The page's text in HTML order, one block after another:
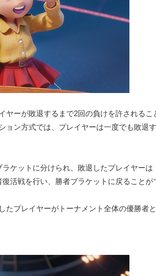
ヤーが敗退するまで2回の負けを許されるこ
ン方式では、プレイヤーは一度でも敗退
ケットに分けられ、敗退したプレイヤーは
活戦を行い、勝者ブラケットに戻ることが
プレイヤーがトーナメント全体の優勝者と